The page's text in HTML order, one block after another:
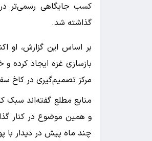
کسب جایگاهی رسمی‌تر در
گذاشته شد.
بر اساس این گزارش، او
بازسازی غزه ایجاد کرده
مرکز تصمیم‌گیری در کاخ
منابع مطلع گفته‌اند سبک
و همین موضوع در کنار
چند ماه پیش در دیدار